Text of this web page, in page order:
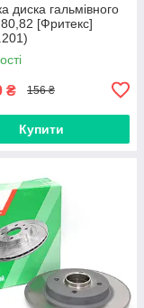
диска гальмівного
[Фритекс]
₴ 156 ₴
Купити